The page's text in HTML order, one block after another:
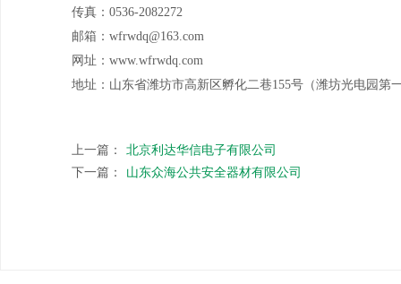
传真：0536-2082272
邮箱：wfrwdq@163.com
网址：www.wfrwdq.com
地址：山东省潍坊市高新区孵化二巷155号（潍坊光电园第
上一篇：
北京利达华信电子有限公司
下一篇：
山东众海公共安全器材有限公司